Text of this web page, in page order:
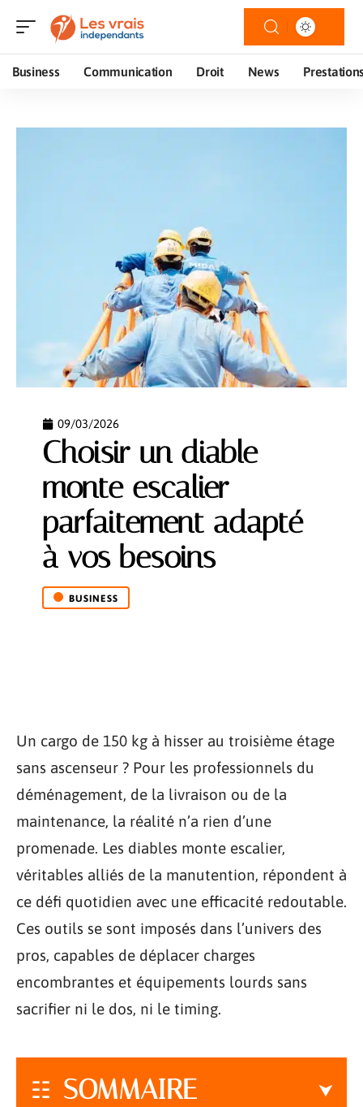
Business Communication Droit News
09/03/2026
Choisir un diable
monte escalier
parfaitement adapté
à vos besoins
BUSINESS
Un cargo de 150 kg à hisser au troisième étage
sans ascenseur ? Pour les professionnels du
déménagement, de la livraison ou de la
maintenance, la réalité n’a rien d’une
promenade. Les diables monte escalier,
véritables alliés de la manutention, répondent à
ce défi quotidien avec une efficacité redoutable.
Ces outils se sont imposés dans l’univers des
pros, capables de déplacer charges
encombrantes et équipements lourds sans
sacrifier ni le dos, ni le timing.
SOMMAIRE